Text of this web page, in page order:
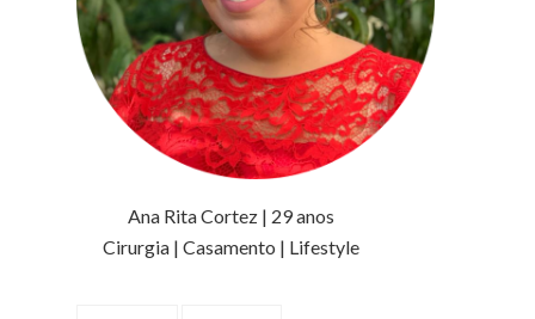
Ana Rita Cortez | 29 anos
Cirurgia | Casamento | Lifestyle